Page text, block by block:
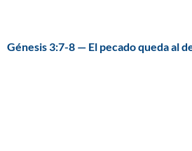
Génesis 3:7-8 — El pecado queda al